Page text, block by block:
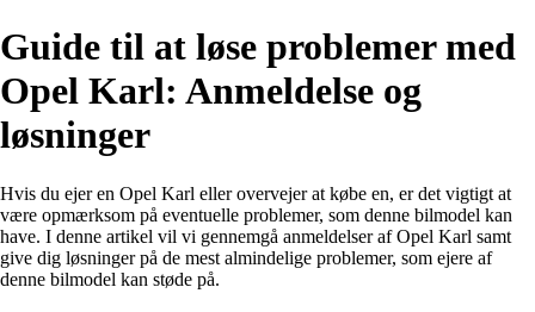
Guide til at løse problemer med
Opel Karl: Anmeldelse og
løsninger
Hvis du ejer en Opel Karl eller overvejer at købe en, er det vigtigt at
være opmærksom på eventuelle problemer, som denne bilmodel kan
have. I denne artikel vil vi gennemgå anmeldelser af Opel Karl samt
give dig løsninger på de mest almindelige problemer, som ejere af
denne bilmodel kan støde på.